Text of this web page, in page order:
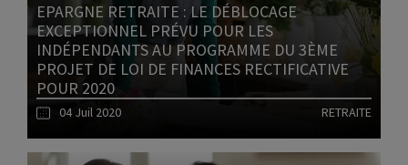
EPARGNE RETRAITE : LE DÉBLOCAGE
EXCEPTIONNEL PRÉVU POUR LES
INDÉPENDANTS AU PROGRAMME DU 3ÈME
PROJET DE LOI DE FINANCES RECTIFICATIVE
POUR 2020
04 Juil 2020 RETRAITE